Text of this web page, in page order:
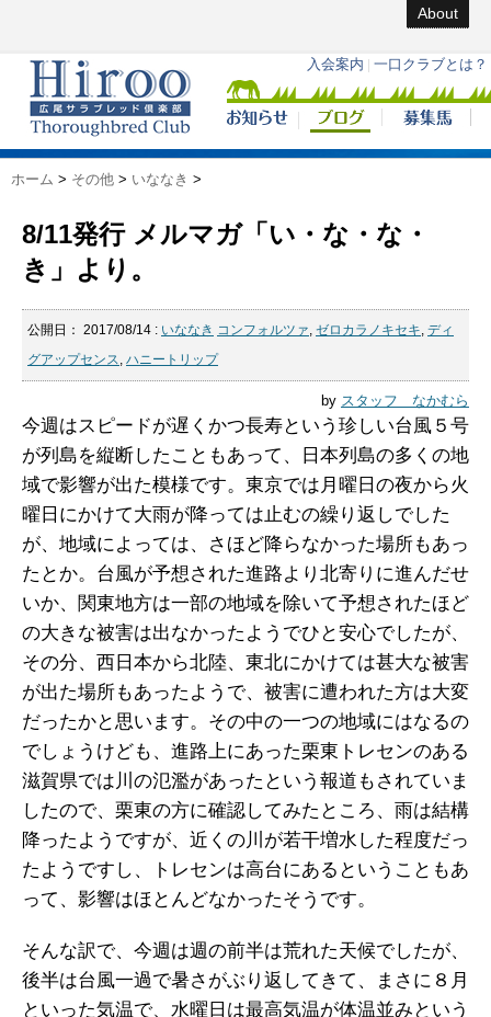
About
ホーム > その他 > いななき >
8/11発行 メルマガ「い・な・な・
き」より。
公開日： 2017/08/14 : いななき コンフォルツァ, ゼロカラノキセキ, ディ
グアップセンス, ハニートリップ
by スタッフ なかむら
今週はスピードが遅くかつ長寿という珍しい台風５号
が列島を縦断したこともあって、日本列島の多くの地
域で影響が出た模様です。東京では月曜日の夜から火
曜日にかけて大雨が降っては止むの繰り返しでした
が、地域によっては、さほど降らなかった場所もあっ
たとか。台風が予想された進路より北寄りに進んだせ
いか、関東地方は一部の地域を除いて予想されたほど
の大きな被害は出なかったようでひと安心でしたが、
その分、西日本から北陸、東北にかけては甚大な被害
が出た場所もあったようで、被害に遭われた方は大変
だったかと思います。その中の一つの地域にはなるの
でしょうけども、進路上にあった栗東トレセンのある
滋賀県では川の氾濫があったという報道もされていま
したので、栗東の方に確認してみたところ、雨は結構
降ったようですが、近くの川が若干増水した程度だっ
たようですし、トレセンは高台にあるということもあ
って、影響はほとんどなかったそうです。
そんな訳で、今週は週の前半は荒れた天候でしたが、
後半は台風一過で暑さがぶり返してきて、まさに８月
といった気温で、水曜日は最高気温が体温並みという